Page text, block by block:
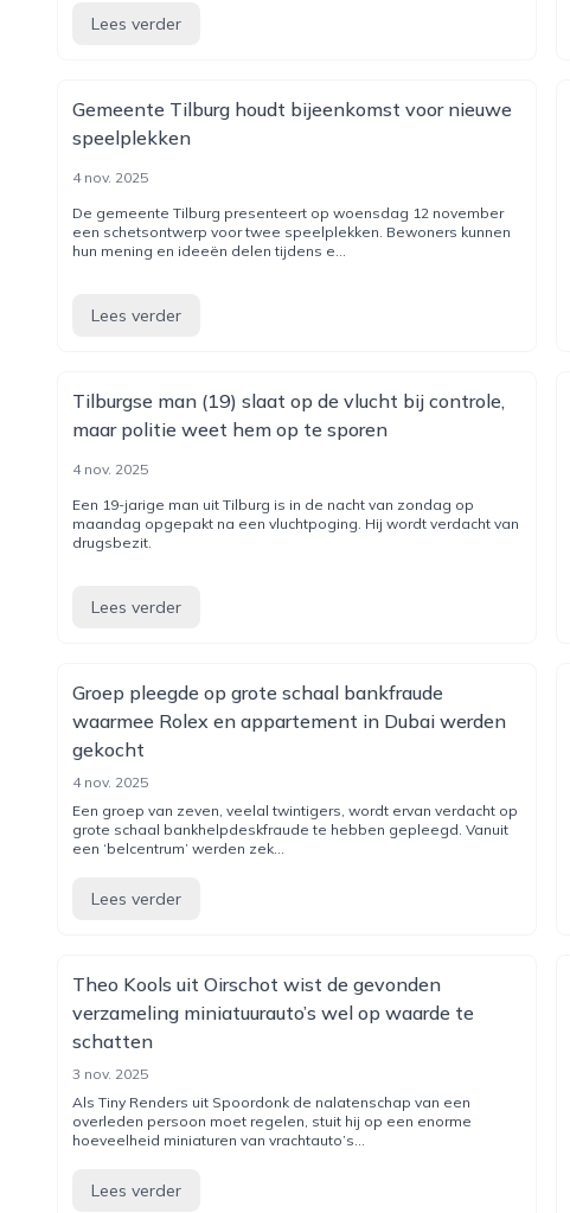
Lees verder
Gemeente Tilburg houdt bijeenkomst voor nieuwe
speelplekken
4 nov. 2025
De gemeente Tilburg presenteert op woensdag 12 november
een schetsontwerp voor twee speelplekken. Bewoners kunnen
hun mening en ideeën delen tijdens e...
Lees verder
Tilburgse man (19) slaat op de vlucht bij controle,
maar politie weet hem op te sporen
4 nov. 2025
Een 19-jarige man uit Tilburg is in de nacht van zondag op
maandag opgepakt na een vluchtpoging. Hij wordt verdacht van
drugsbezit.
Lees verder
Groep pleegde op grote schaal bankfraude
waarmee Rolex en appartement in Dubai werden
gekocht
4 nov. 2025
Een groep van zeven, veelal twintigers, wordt ervan verdacht op
grote schaal bankhelpdeskfraude te hebben gepleegd. Vanuit
een ‘belcentrum’ werden zek...
Lees verder
Theo Kools uit Oirschot wist de gevonden
verzameling miniatuurauto’s wel op waarde te
schatten
3 nov. 2025
Als Tiny Renders uit Spoordonk de nalatenschap van een
overleden persoon moet regelen, stuit hij op een enorme
hoeveelheid miniaturen van vrachtauto’s...
Lees verder